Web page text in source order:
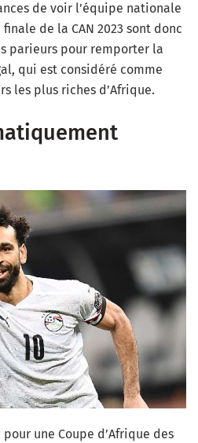
de voir l’équipe nationale
de la CAN 2023 sont donc
parieurs pour remporter la
qui est considéré comme
les plus riches d’Afrique.
une Coupe d’Afrique des